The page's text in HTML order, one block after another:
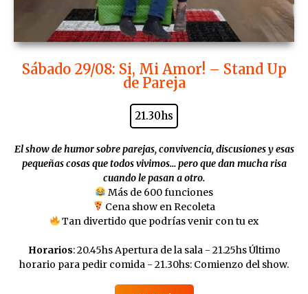
Sábado 29/08: Si, Mi Amor! – Stand Up
de Pareja
21.30hs
El show de humor sobre parejas, convivencia, discusiones y esas
pequeñas cosas que todos vivimos… pero que dan mucha risa
cuando le pasan a otro.
Más de 600 funciones
Cena show en Recoleta
Tan divertido que podrías venir con tu ex
Horarios: 20.45hs Apertura de la sala - 21.25hs Último
horario para pedir comida - 21.30hs: Comienzo del show.